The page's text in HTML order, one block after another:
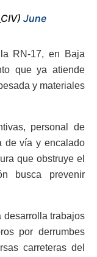
June
RN-17, en Baja
que ya atiende
y materiales
personal de
de vía y encalado
que obstruye el
busca prevenir
desarrolla trabajos
por derrumbes
carreteras del